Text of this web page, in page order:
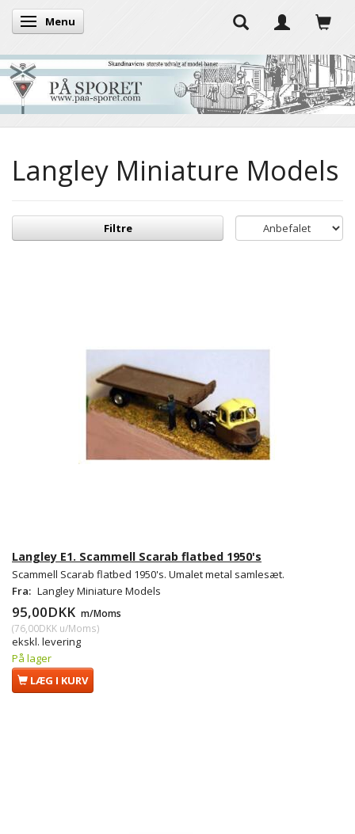
Skifte navigation
Menu
Langley Miniature Models
Filtre
Langley E1. Scammell Scarab flatbed 1950's
Scammell Scarab flatbed 1950's. Umalet metal samlesæt.
Fra: Langley Miniature Models
95,00DKK m/Moms
(76,00DKK u/Moms)
ekskl. levering
På lager
LÆG I KURV